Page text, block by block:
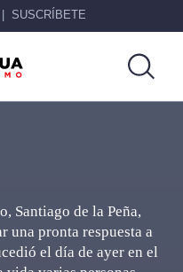
SUSCRÍBETE
Santiago de la Peña,
una pronta respuesta a
el día de ayer en el